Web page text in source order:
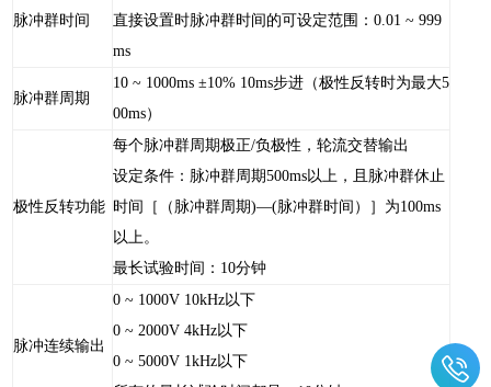
脉冲群时间
直接设置时脉冲群时间的可设定范围：0.01 ~ 999
ms
脉冲群周期
10 ~ 1000ms ±10% 10ms步进（极性反转时为最大5
00ms）
极性反转功能
每个脉冲群周期极正/负极性，轮流交替输出
设定条件：脉冲群周期500ms以上，且脉冲群休止
时间［（脉冲群周期)—(脉冲群时间）］为100ms
以上。
最长试验时间：10分钟
脉冲连续输出
0 ~ 1000V 10kHz以下
0 ~ 2000V 4kHz以下
0 ~ 5000V 1kHz以下